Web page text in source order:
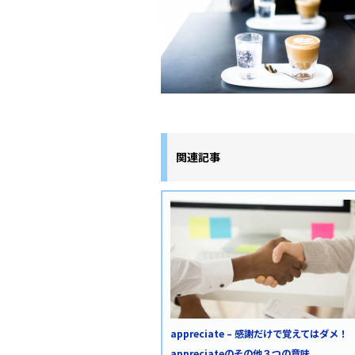
関連記事
appreciate – 感謝だけで覚えてはダメ！